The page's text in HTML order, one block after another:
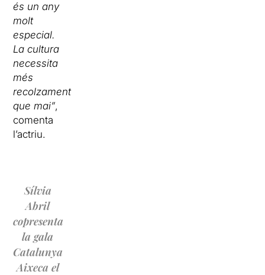
és un any
molt
especial.
La cultura
necessita
més
recolzament
que mai”,
comenta
l’actriu.
Sílvia
Abril
copresenta
la gala
Catalunya
Aixeca el